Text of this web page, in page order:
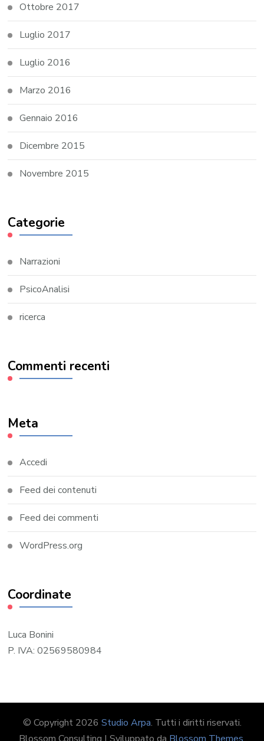
Ottobre 2017
Luglio 2017
Luglio 2016
Marzo 2016
Gennaio 2016
Dicembre 2015
Novembre 2015
Categorie
Narrazioni
PsicoAnalisi
ricerca
Commenti recenti
Meta
Accedi
Feed dei contenuti
Feed dei commenti
WordPress.org
Coordinate
Luca Bonini
P. IVA: 02569580984
© Copyright 2026 Studio Arpa. Tutti i diritti riservati.